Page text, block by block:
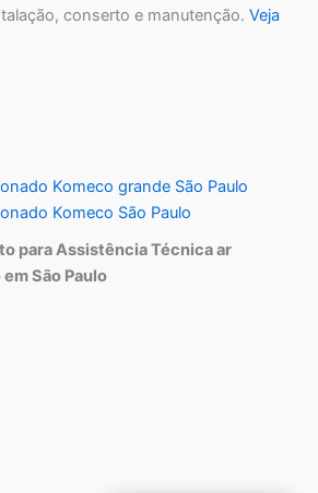
conserto e manutenção. Veja
Komeco grande São Paulo
Komeco São Paulo
para Assistência Técnica ar
São Paulo